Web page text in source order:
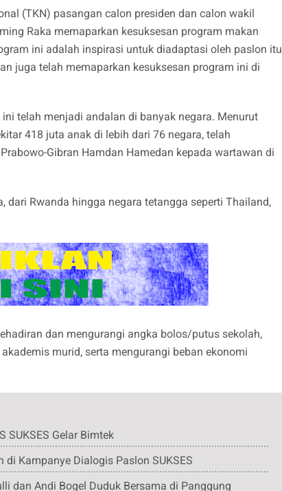
(TKN) pasangan calon presiden dan calon wakil
Raka memaparkan kesuksesan program makan
ini adalah inspirasi untuk diadaptasi oleh paslon itu
juga telah memaparkan kesuksesan program ini di
telah menjadi andalan di banyak negara. Menurut
418 juta anak di lebih dari 76 negara, telah
Gibran Hamdan Hamedan kepada wartawan di
dari Rwanda hingga negara tetangga seperti Thailand,
dan mengurangi angka bolos/putus sekolah,
murid, serta mengurangi beban ekonomi
SUKSES Gelar Bimtek
di Kampanye Dialogis Paslon SUKSES
dan Andi Bogel Duduk Bersama di Panggung